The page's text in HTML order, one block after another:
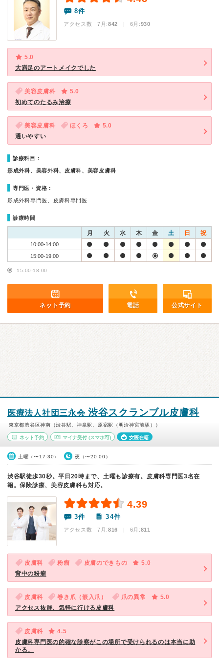
8件
アクセス数 7月:842 | 6月:930
5.0
大満足のアートメイクでした
美容皮膚科
5.0
初めてのたるみ治療
美容皮膚科 ほくろ
5.0
通いやすい
診療科目：
形成外科、美容外科、皮膚科、美容皮膚科
専門医・資格：
形成外科専門医、皮膚科専門医
診療時間
月 火 水 木 金 土 日 祝
10:00-14:00
15:00-19:00
15:00-18:00
ネット予約 電話 公式サイト
医療法人社団三永会 渋谷スクランブル皮膚科
東京都渋谷区神南（渋谷駅、神泉駅、原宿駅（明治神宮前駅））
ネット予約 マイナ受付(スマホ可) 女医在籍
土曜（〜17:30） 夜（〜20:00）
渋谷駅徒歩30秒。平日20時まで、土曜も診療有。皮膚科専門医3名在
籍。保険診療、美容皮膚科も対応。
4.39
3件 34件
アクセス数 7月:816 | 6月:811
皮膚科 粉瘤 皮膚のできもの
5.0
背中の粉瘤
皮膚科 巻き爪（嵌入爪） 爪の異常
5.0
アクセス抜群、気軽に行ける皮膚科
皮膚科
4.5
皮膚科専門医の的確な診察がこの場所で受けられるのは本当に助
かる。